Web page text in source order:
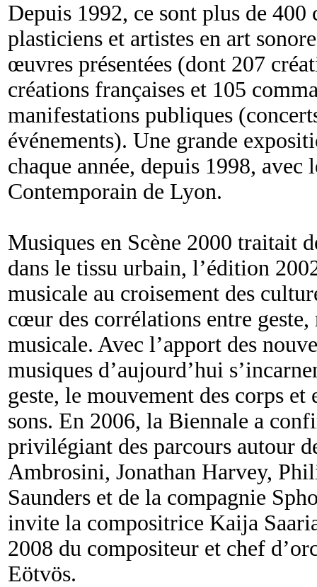
Depuis 1992, ce sont plus de 400
plasticiens et artistes en art
œuvres présentées (dont 207
créations françaises et 105
manifestations publiques
événements). Une grande
chaque année, depuis 1998, avec
Contemporain de Lyon.
Musiques en Scène 2000 traitait
dans le tissu urbain, l’édition
musicale au croisement des
cœur des corrélations entre
musicale. Avec l’apport des
musiques d’aujourd’hui
geste, le mouvement des corps
sons. En 2006, la Biennale a
privilégiant des parcours autour
Ambrosini, Jonathan Harvey,
Saunders et de la compagnie
invite la compositrice Kaija
2008 du compositeur et chef
Eötvös.